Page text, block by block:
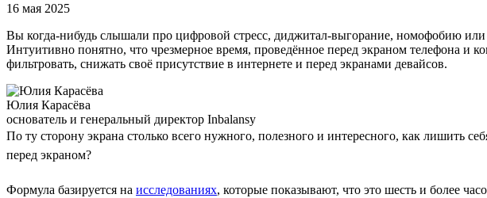
16 мая 2025
Вы когда-нибудь слышали про цифровой стресс, диджитал-выгорание, номофобию или
Интуитивно понятно, что чрезмерное время, проведённое перед экраном телефона и
фильтровать, снижать своё присутствие в интернете и перед экранами девайсов.
Юлия Карасёва
основатель и генеральный директор Inbalansy
По ту сторону экрана столько всего нужного, полезного и интересного, как лишить
перед экраном?
Формула базируется на исследованиях, которые показывают, что это шесть и более